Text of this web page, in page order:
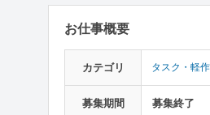
お仕事概要
カテゴリ タスク・軽
募集期間 募集終了